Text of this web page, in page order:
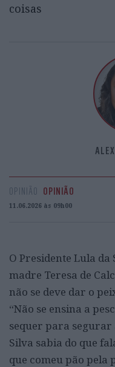
coisas
OPINIÃO OPINIÃO
11.06.2026 às 09h00
O Presidente Lula
madre Teresa de
não se deve dar o
“Não se ensina a
sequer para segurar
Silva sabia do que
que comeu pão pela